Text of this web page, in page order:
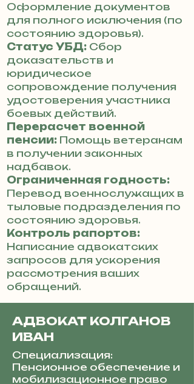
Оформление документов
для полного исключения (по
состоянию здоровья).
Статус УБД: Сбор
доказательств и
юридическое
сопровождение получения
удостоверения участника
боевых действий.
Перерасчет военной
пенсии: Помощь ветеранам
в получении законных
надбавок.
Ограниченная годность:
Перевод военнослужащих в
тыловые подразделения по
состоянию здоровья.
Контроль рапортов:
Написание адвокатских
запросов для ускорения
рассмотрения ваших
обращений.
АДВОКАТ КОЛГАНОВ
ИВАН
Специализация:
Пенсионное обеспечение и
мобилизационное право